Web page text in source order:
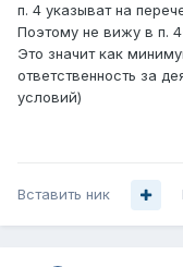
п. 4 указыват на
Поэтому не вижу в п.
Это значит как
ответственность за
условий)
Вставить ник